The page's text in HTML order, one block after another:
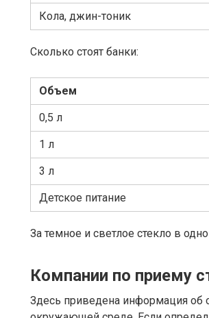
Кола, джин-тоник
Сколько стоят банки:
Объем
0,5 л
1 л
3 л
Детское питание
За темное и светлое стекло в
Компании по приему
Здесь приведена информация об